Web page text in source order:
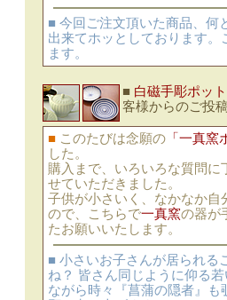
■ 今回ご注文頂いた商品、何
出来てホッとしております
ます。
■ 白磁手彫ポット
客様からのご
■ このたびは念願の 「一真窯
した。
購入まで、いろいろな質問
せていただきました。
子供が小さいく、なかなか
ので、こちらで一真窯の器が
たお願いいたします。
■ 小さいお子さんが居られる
ね？ 皆さん同じように仰る
ながら時々『菖蒲の隠者』